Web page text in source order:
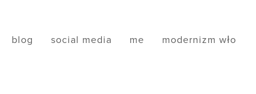
blog social media me modernizm wło